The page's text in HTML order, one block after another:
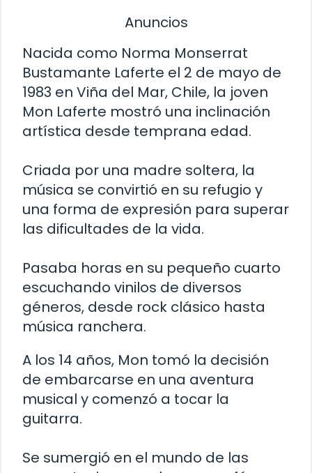
Anuncios
Nacida como Norma Monserrat
Bustamante Laferte el 2 de mayo de
1983 en Viña del Mar, Chile, la joven
Mon Laferte mostró una inclinación
artística desde temprana edad.
Criada por una madre soltera, la
música se convirtió en su refugio y
una forma de expresión para superar
las dificultades de la vida.
Pasaba horas en su pequeño cuarto
escuchando vinilos de diversos
géneros, desde rock clásico hasta
música ranchera.
A los 14 años, Mon tomó la decisión
de embarcarse en una aventura
musical y comenzó a tocar la
guitarra.
Se sumergió en el mundo de las